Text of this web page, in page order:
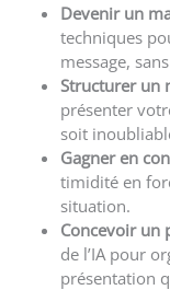
Devenir un
techniques
message,
Structurer un
présenter
soit
Gagner en
timidité en
situation.
Concevoir un
de l’IA pour
présentation